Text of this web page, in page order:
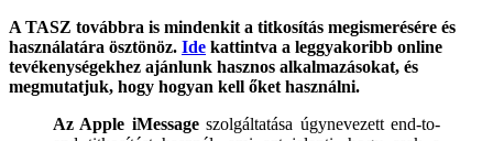
A TASZ továbbra is mindenkit a titkosítás megismerésére és
használatára ösztönöz. Ide kattintva a leggyakoribb online
tevékenységekhez ajánlunk hasznos alkalmazásokat, és
megmutatjuk, hogy hogyan kell őket használni.
Az Apple iMessageszolgáltatása úgynevezett end-to-